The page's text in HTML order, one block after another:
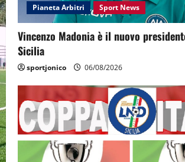
Pianeta Arbitri Sport News
Vincenzo Madonia è il nuovo
Sicilia
sportjonico 06/08/2026